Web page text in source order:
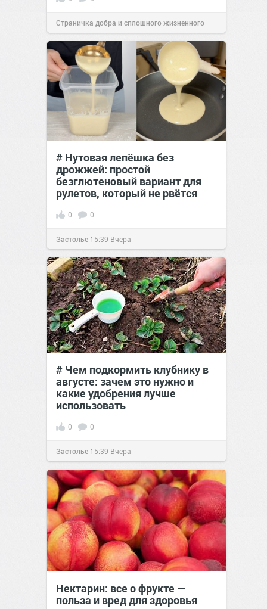
Страничка добра и сплошного жизненного
позитива!00:28Вчера
# Нутовая лепёшка без
дрожжей: простой
безглютеновый вариант для
рулетов, который не рвётся
0 0
Застолье 15:39 Вчера
# Чем подкормить клубнику в
августе: зачем это нужно и
какие удобрения лучше
использовать
0 0
Застолье 15:39 Вчера
Нектарин: все о фрукте —
польза и вред для здоровья